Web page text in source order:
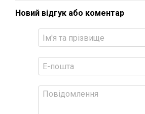
Новий відгук або коментар